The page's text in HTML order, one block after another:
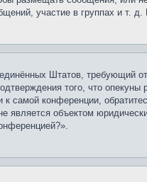
участие в группах и т. д.
Штатов, требующий
того, что
самой конференции,
является объектом